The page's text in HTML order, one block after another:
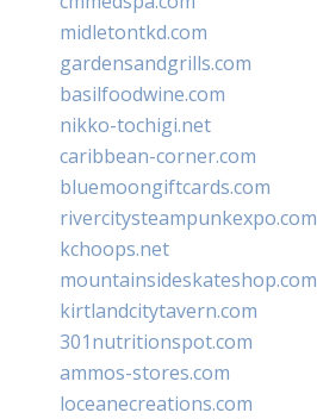
midletontkd.com
gardensandgrills.com
basilfoodwine.com
nikko-tochigi.net
caribbean-corner.com
bluemoongiftcards.com
rivercitysteampunkexpo.com
kchoops.net
mountainsideskateshop.com
kirtlandcitytavern.com
301nutritionspot.com
ammos-stores.com
loceanecreations.com